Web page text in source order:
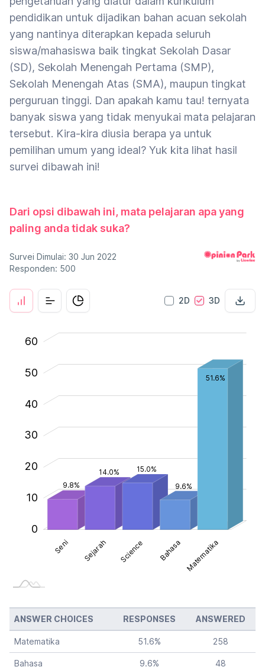
pendidikan untuk dijadikan bahan acuan sekolah
yang nantinya diterapkan kepada seluruh
siswa/mahasiswa baik tingkat Sekolah Dasar
(SD), Sekolah Menengah Pertama (SMP),
Sekolah Menengah Atas (SMA), maupun tingkat
perguruan tinggi. Dan apakah kamu tau! ternyata
banyak siswa yang tidak menyukai mata pelajaran
tersebut. Kira-kira diusia berapa ya untuk
pemilihan umum yang ideal? Yuk kita lihat hasil
survei dibawah ini!
Dari opsi dibawah ini, mata pelajaran apa yang
paling anda tidak suka?
Survei Dimulai: 30 Jun 2022
Responden: 500
2D 3D
51.6%
9.6%
15.0%
14.0%
9.8%
30
0
10
20
30
40
50
60
Science Matematika
Bahasa
Science
Sejarah
Seni
ANSWER CHOICES RESPONSES ANSWERED
Matematika 51.6% 258
Bahasa 9.6% 48